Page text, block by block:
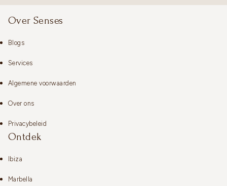
Over Senses
Blogs
Services
Algemene voorwaarden
Over ons
Privacybeleid
Ontdek
Ibiza
Marbella